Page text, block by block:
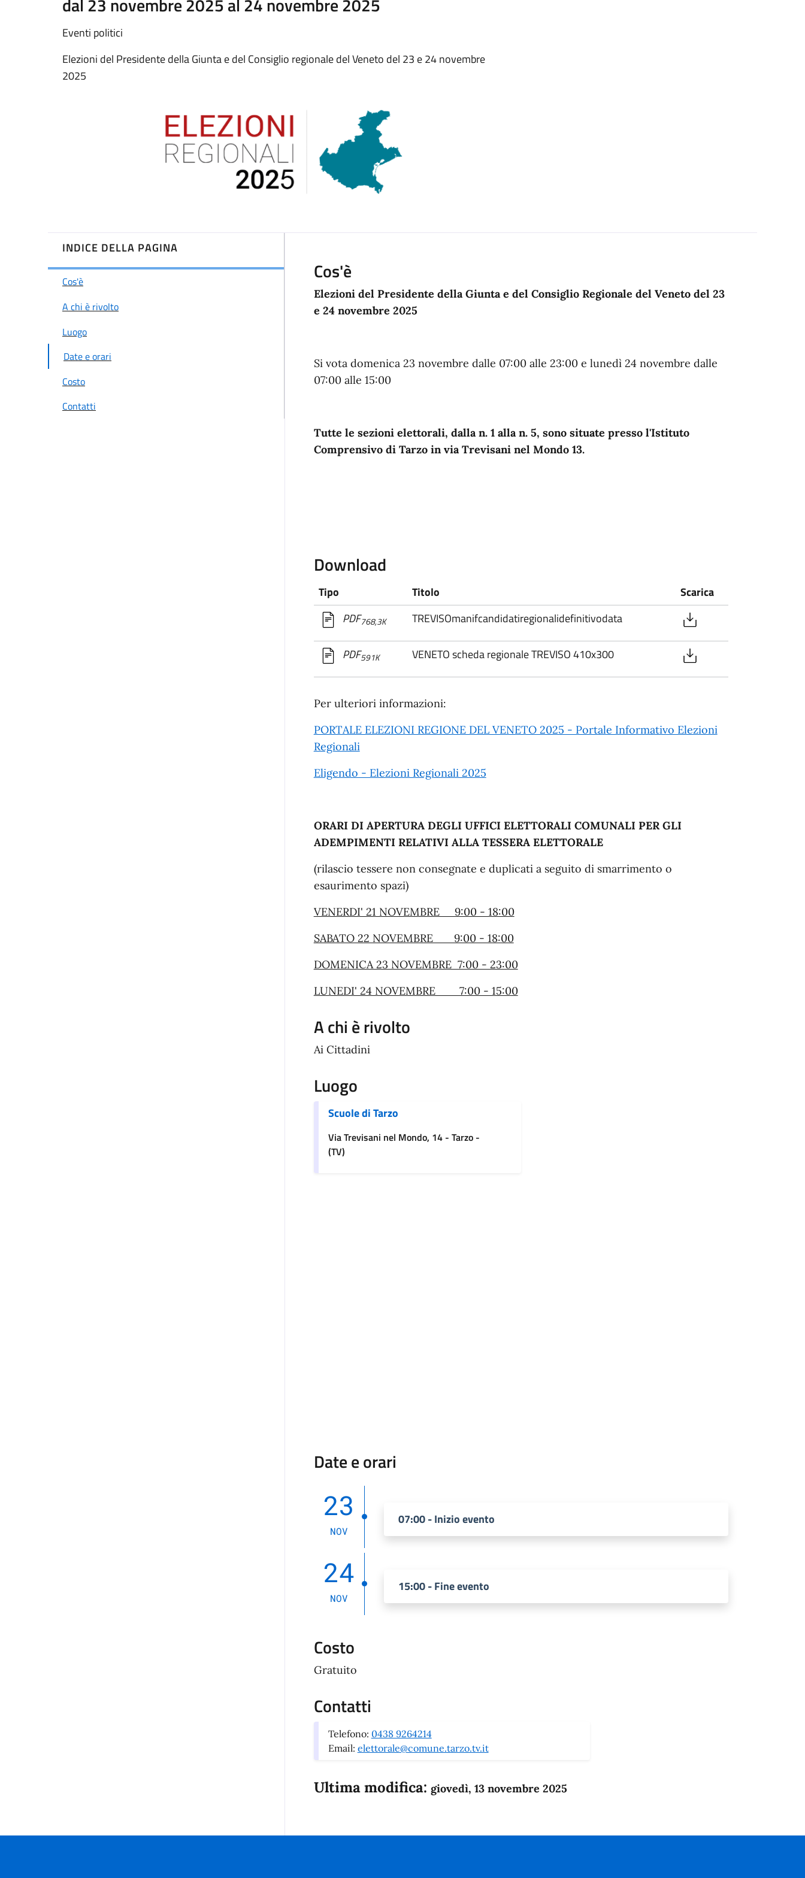
dal 23 novembre 2025 al 24 novembre 2025
Eventi politici
Elezioni del Presidente della Giunta e del Consiglio regionale del Veneto del 23 e 24 novembre
2025
INDICE DELLA PAGINA
Cos'è
A chi è rivolto
Luogo
Date e orari
Costo
Contatti
Cos'è
Elezioni del Presidente della Giunta e del Consiglio Regionale del Veneto del 23
e 24 novembre 2025
Si vota domenica 23 novembre dalle 07:00 alle 23:00 e lunedì 24 novembre dalle
07:00 alle 15:00
Tutte le sezioni elettorali, dalla n. 1 alla n. 5, sono situate presso l'Istituto
Comprensivo di Tarzo in via Trevisani nel Mondo 13.
Download
Tipo Titolo
Scarica
PDF768,3K TREVISOmanifcandidatiregionalidefinitivodata
PDF591K VENETO scheda regionale TREVISO 410x300
Per ulteriori informazioni:
PORTALE ELEZIONI REGIONE DEL VENETO 2025 - Portale Informativo Elezioni
Regionali
Eligendo - Elezioni Regionali 2025
ORARI DI APERTURA DEGLI UFFICI ELETTORALI COMUNALI PER GLI
ADEMPIMENTI RELATIVI ALLA TESSERA ELETTORALE
(rilascio tessere non consegnate e duplicati a seguito di smarrimento o
esaurimento spazi)
VENERDI' 21 NOVEMBRE 9:00 - 18:00
SABATO 22 NOVEMBRE 9:00 - 18:00
DOMENICA 23 NOVEMBRE 7:00 - 23:00
LUNEDI' 24 NOVEMBRE 7:00 - 15:00
A chi è rivolto
Ai Cittadini
Luogo
Scuole di Tarzo
Via Trevisani nel Mondo, 14 - Tarzo -
(TV)
Date e orari
23
NOV
07:00 - Inizio evento
24
NOV
15:00 - Fine evento
Costo
Gratuito
Contatti
Telefono: 0438 9264214
Email: elettorale@comune.tarzo.tv.it
Ultima modifica: giovedì, 13 novembre 2025